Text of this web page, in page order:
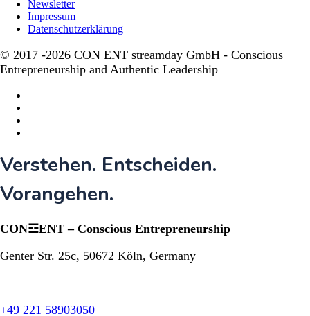
Newsletter
Impressum
Datenschutzerklärung
© 2017 -2026 CON ENT streamday GmbH - Conscious
Entrepreneurship and Authentic Leadership
Close
Menu
Verstehen. Entscheiden.
Vorangehen.​
CON☲ENT – Conscious Entrepreneurship
Genter Str. 25c, 50672 Köln, Germany
+49 221 58903050